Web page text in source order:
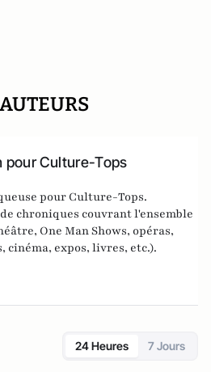
pour Culture-Tops
pour Culture-Tops.
chroniques couvrant l'ensemble
One Man Shows, opéras,
cinéma, expos, livres, etc.).
24 Heures 7 Jours